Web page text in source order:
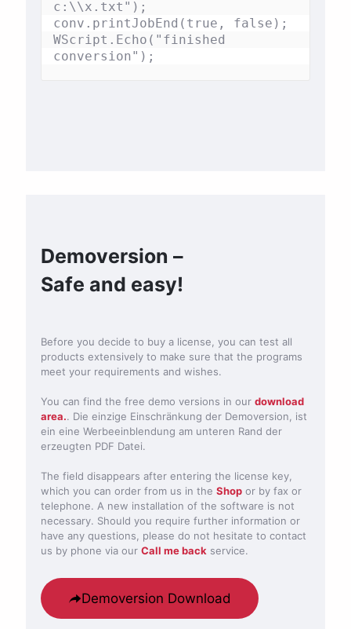
c:\\x.txt");
conv.printJobEnd(true, false);
WScript.Echo("finished
conversion");
Demoversion –
Safe and easy!
Before you decide to buy a license, you can test all
products extensively to make sure that the programs
meet your requirements and wishes.
You can find the free demo versions in ourdownload
area.. Die einzige Einschränkung der Demoversion, ist
ein eine Werbeeinblendung am unteren Rand der
erzeugten PDF Datei.
The field disappears after entering the license key,
which you can order from us in theShop or by fax or
telephone. A new installation of the software is not
necessary. Should you require further information or
have any questions, please do not hesitate to contact
us by phone via ourCall me back service.
Demoversion Download